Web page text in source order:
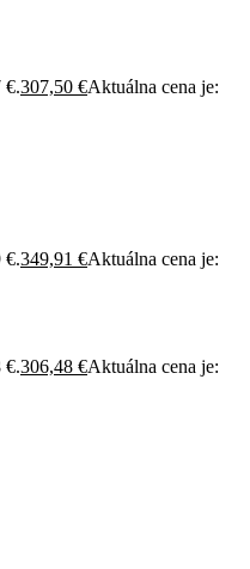
€.307,50 €Aktuálna cena je:
€.349,91 €Aktuálna cena je:
€.306,48 €Aktuálna cena je: